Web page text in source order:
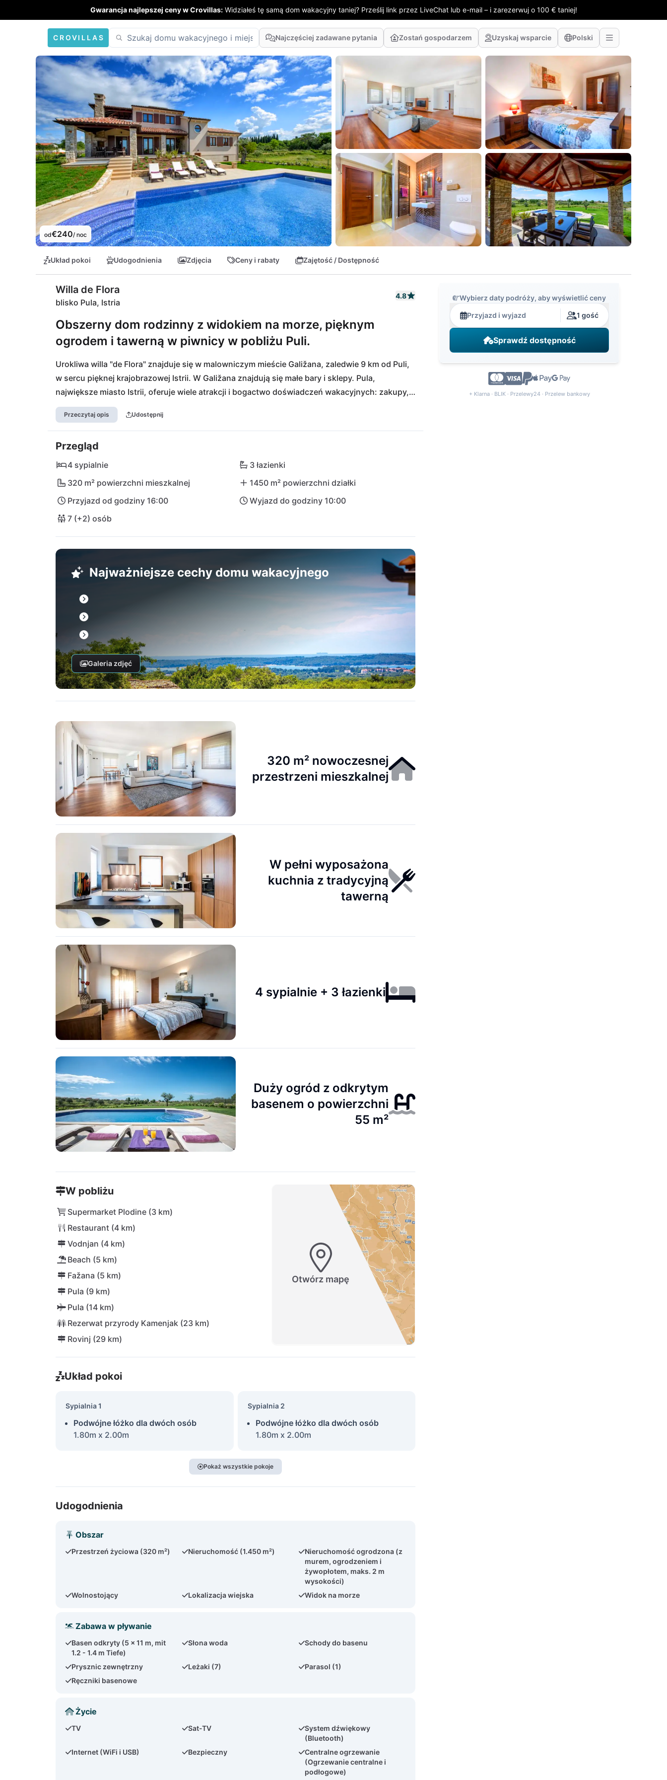
Gwarancja najlepszej ceny w Crovillas: Widziałeś tę samą dom wakacyjny taniej? Prześlij link przez LiveChat lub e-mail – i zarezerwuj o 100 € taniej!
CROVILLAS Najczęściej zadawane pytania Zostań gospodarzem Uzyskaj wsparcie Polski
od€240/ noc
Układ pokoi Udogodnienia Zdjęcia Ceny i rabaty Zajętość / Dostępność
Willa de Flora
blisko Pula, Istria
4.8
Obszerny dom rodzinny z widokiem na morze, pięknym
ogrodem i tawerną w piwnicy w pobliżu Puli.
Urokliwa willa "de Flora" znajduje się w malowniczym mieście Galižana, zaledwie 9 km od Puli,
w sercu pięknej krajobrazowej Istrii. W Galižana znajdują się małe bary i sklepy. Pula,
największe miasto Istrii, oferuje wiele atrakcji i bogactwo doświadczeń wakacyjnych: zakupy,
restauracje, bary, kulturę, aktywności sportowe. Czysta plaża w Fažanie oddalona jest tylko o
5 km. Miłośnicy przyrody również znajdą tu wiele atrakcji, odwiedzając Park Przyrody Rt
Kamenjak. Wiele ukrytych i naturalnych zatoczek jest prawdziwym rajem dla miłośników
nurkowania, lub można odwiedzić jedno z wielu małych barów, które zapewniają pyszne
przekąski. Lotnisko w Puli jest łatwo osiągalne samochodem wypożyczonym na odległość 14
Przeczytaj opis Udostępnij
Przegląd
4 sypialnie
3 łazienki
320 m² powierzchni mieszkalnej
1450 m² powierzchni działki
Przyjazd od godziny 16:00
Wyjazd do godziny 10:00
7 (+2) osób
Najważniejsze cechy domu wakacyjnego
Galeria zdjęć
320 m² nowoczesnej
przestrzeni mieszkalnej
W pełni wyposażona
kuchnia z tradycyjną
tawerną
4 sypialnie + 3 łazienki
Duży ogród z odkrytym
basenem o powierzchni
55 m²
W pobliżu
Supermarket Plodine (3 km)
Restaurant (4 km)
Vodnjan (4 km)
Beach (5 km)
Fažana (5 km)
Pula (9 km)
Pula (14 km)
Rezerwat przyrody Kamenjak (23 km)
Rovinj (29 km)
Otwórz mapę
Układ pokoi
Sypialnia 1
Podwójne łóżko dla dwóch osób
1.80m x 2.00m
Sypialnia 2
Podwójne łóżko dla dwóch osób
1.80m x 2.00m
Pokaż wszystkie pokoje
Udogodnienia
Obszar
Przestrzeń życiowa (320 m²) Nieruchomość (1.450 m²)
Nieruchomość ogrodzona (z
murem, ogrodzeniem i
żywopłotem, maks. 2 m
wysokości)
Wolnostojący
Lokalizacja wiejska Widok na morze
Zabawa w pływanie
Basen odkryty (5 x 11 m, mit
1.2 - 1.4 m Tiefe)
Słona woda Schody do basenu
Prysznic zewnętrzny Leżaki (7)
Parasol (1)
Ręczniki basenowe
Życie
TV Sat-TV
System dźwiękowy
(Bluetooth)
Internet (WiFi i USB)
Bezpieczny
Centralne ogrzewanie
(Ogrzewanie centralne i
podłogowe)
Wybierz daty podróży, aby wyświetlić ceny
Przyjazd i wyjazd 1 gość
Sprawdź dostępność
+ Klarna · BLIK · Przelewy24 · Przelew bankowy